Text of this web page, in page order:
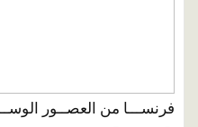
فرنســـا من العصــور